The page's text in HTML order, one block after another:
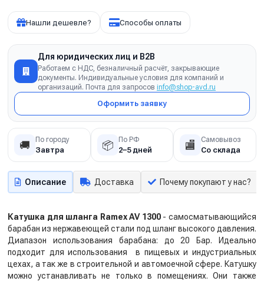
Нашли дешевле? Способы оплаты
Для юридических лиц и B2B
Работаем с НДС, безналичный расчёт, закрывающие
документы. Индивидуальные условия для компаний и
организаций. Почта для запросов info@shop-avd.ru
Оформить заявку
🚚 По городу
Завтра 📦 По РФ
2–5 дней 🏬 Самовывоз
Со склада
Описание Доставка Почему покупают у нас?
Катушка для шланга Ramex AV 1300- самосматывающийся
барабан из нержавеющей стали под шланг высокого давления.
Диапазон использования барабана: до 20 Бар. Идеально
подходит для использования в пищевых и индустриальных
цехах, а так же в строительной и автомоечной сфере. Катушку
можно устанавливать не только в помещениях. Они также